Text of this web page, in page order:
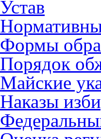
Устав
Формы
Порядок
Майские
Наказы